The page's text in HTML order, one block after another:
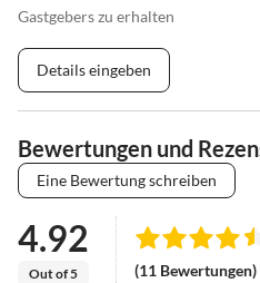
Gastgebers zu erhalten
Details eingeben
Bewertungen und
Eine Bewertung schreiben
4.92
Out of 5 (11 Bewertungen)